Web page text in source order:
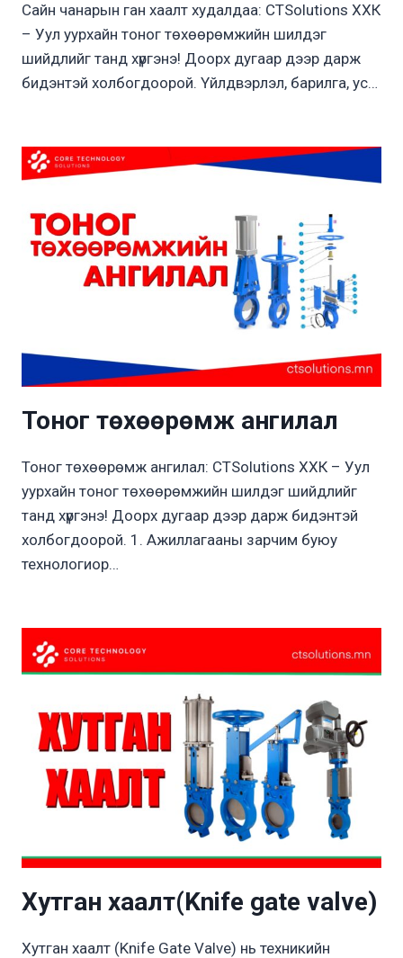
Сайн чанарын ган хаалт худалдаа: CTSolutions ХХК
– Уул уурхайн тоног төхөөрөмжийн шилдэг
шийдлийг танд хүргэнэ! Доорх дугаар дээр дарж
бидэнтэй холбогдоорой. Үйлдвэрлэл, барилга, ус…
Тоног төхөөрөмж ангилал
Тоног төхөөрөмж ангилал: CTSolutions ХХК – Уул
уурхайн тоног төхөөрөмжийн шилдэг шийдлийг
танд хүргэнэ! Доорх дугаар дээр дарж бидэнтэй
холбогдоорой. 1. Ажиллагааны зарчим буюу
технологиор…
Хутган хаалт(Knife gate valve)
Хутган хаалт (Knife Gate Valve) нь техникийн